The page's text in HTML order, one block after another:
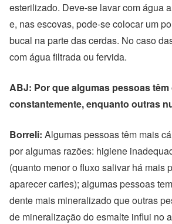
esterilizado. Deve-se lavar com água
e, nas escovas, pode-se colocar um
bucal na parte das cerdas. No caso
com água filtrada ou fervida.
ABJ: Por que algumas pessoas têm
constantemente, enquanto outras
Borreli: Algumas pessoas têm mais
por algumas razões: higiene
(quanto menor o fluxo salivar há mais
aparecer caries); algumas pessoas
dente mais mineralizado que outras
de mineralização do esmalte influi no